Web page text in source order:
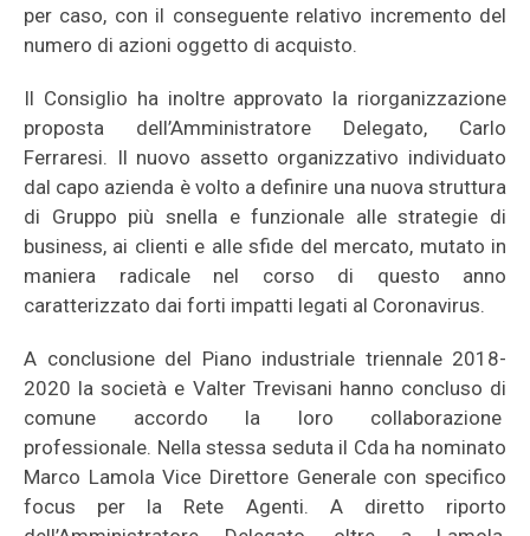
per caso, con il conseguente relativo incremento del
numero di azioni oggetto di acquisto.
Il Consiglio ha inoltre approvato la riorganizzazione
proposta dell’Amministratore Delegato, Carlo
Ferraresi. Il nuovo assetto organizzativo individuato
dal capo azienda è volto a definire una nuova struttura
di Gruppo più snella e funzionale alle strategie di
business, ai clienti e alle sfide del mercato, mutato in
maniera radicale nel corso di questo anno
caratterizzato dai forti impatti legati al Coronavirus.
A conclusione del Piano industriale triennale 2018-
2020 la società e Valter Trevisani hanno concluso di
comune accordo la loro collaborazione
professionale. Nella stessa seduta il Cda ha nominato
Marco Lamola Vice Direttore Generale con specifico
focus per la Rete Agenti. A diretto riporto